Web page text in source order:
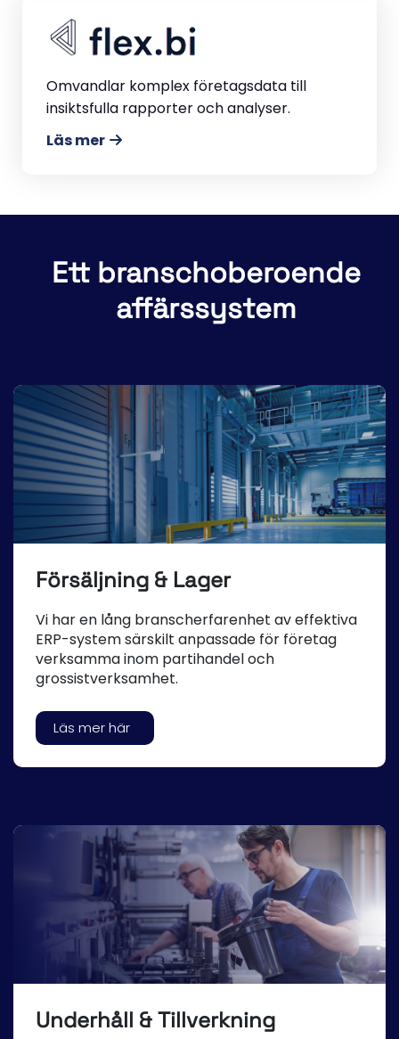
Omvandlar komplex företagsdata till
insiktsfulla rapporter och analyser.
Läs mer
Ett branschoberoende
affärssystem
Försäljning & Lager
Vi har en lång branscherfarenhet av effektiva
ERP-system särskilt anpassade för företag
verksamma inom partihandel och
grossistverksamhet.
Läs mer här
Underhåll & Tillverkning